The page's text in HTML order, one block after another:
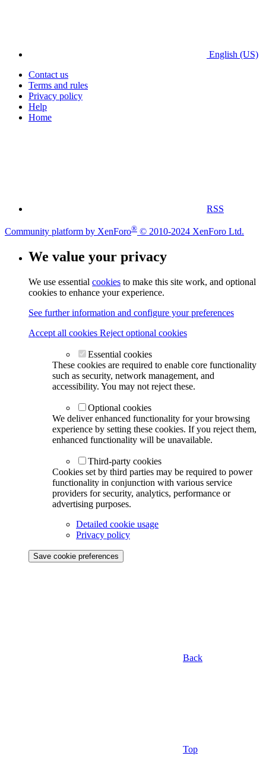
English (US)
Contact us
Terms and rules
Privacy policy
Help
Home
RSS
Community platform by XenForo® © 2010-2024 XenForo Ltd.
We value your privacy
We use essential cookies to make this site work, and optional
cookies to enhance your experience.
See further information and configure your preferences
Accept all cookies Reject optional cookies
Essential cookies
These cookies are required to enable core functionality
such as security, network management, and
accessibility. You may not reject these.
Optional cookies
We deliver enhanced functionality for your browsing
experience by setting these cookies. If you reject them,
enhanced functionality will be unavailable.
Third-party cookies
Cookies set by third parties may be required to power
functionality in conjunction with various service
providers for security, analytics, performance or
advertising purposes.
Detailed cookie usage
Privacy policy
Save cookie preferences
Back
Top